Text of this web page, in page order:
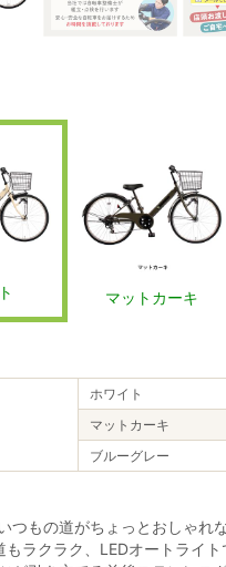
マットカーキ
ホワイト
マットカーキ
ブルーグレー
つもの道がちょっとおしゃれ
ラクラク、LEDオートライト